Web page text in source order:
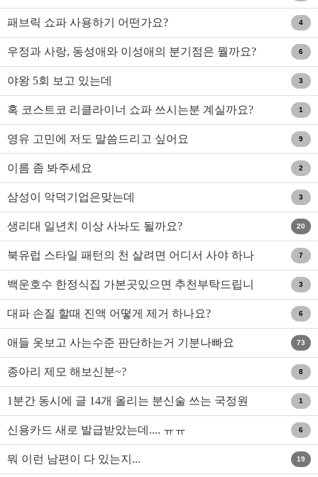
패브릭 쇼파 사용하기 어떤가요? 4
우정과 사랑, 동성애와 이성애의 분기점은 뭘까요? 6
야왕 5회 보고 있는데 3
혹 코스트코 리클라이너 쇼파 쓰시는분 계실까요? 1
영유 고민에 저도 말씀드리고 싶어요 9
이름 좀 봐주세요 2
삼성이 악덕기업은맞는데 3
생리대 일년치 이상 사놔도 될까요? 20
북유럽 스타일 패턴의 천 살려면 어디서 사야 하나
요?
7
백운호수 한정식집 가본곳있으면 추천부탁드립니
다.
3
대파 손질 할때 진액 어떻게 제거 하나요? 6
애들 옷보고 사는수준 판단하는거 기분나빠요 73
종아리 제모 해보신분~? 8
1분간 동시에 글 14개 올리는 분신술 쓰는 국정원
여,,와우~
1
신용카드 새로 발급받았는데.... ㅠㅠ 6
뭐 이런 남편이 다 있는지... 19